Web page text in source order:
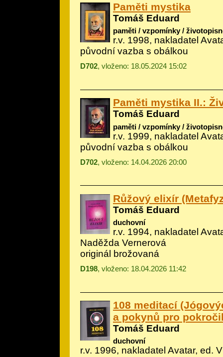
Paměti mystika
Tomáš Eduard
paměti / vzpomínky /
r.v. 1998, nakladatel
původní vazba s obálkou
D702, vloženo: 18.05.2024 15:02
Paměti mystika II.:
Tomáš Eduard
paměti / vzpomínky /
r.v. 1999, nakladatel
původní vazba s obálkou
D702, vloženo: 14.04.2026 20:00
Růžový elixír
Tomáš Eduard
duchovní
r.v. 1994, nakladatel
Naděžda Vernerová
originál brožovaná
D198, vloženo: 18.04.2026 11:42
108 meditací
a pokynů pro
Tomáš Eduard
duchovní
r.v. 1996, nakladatel Avatar, ed.